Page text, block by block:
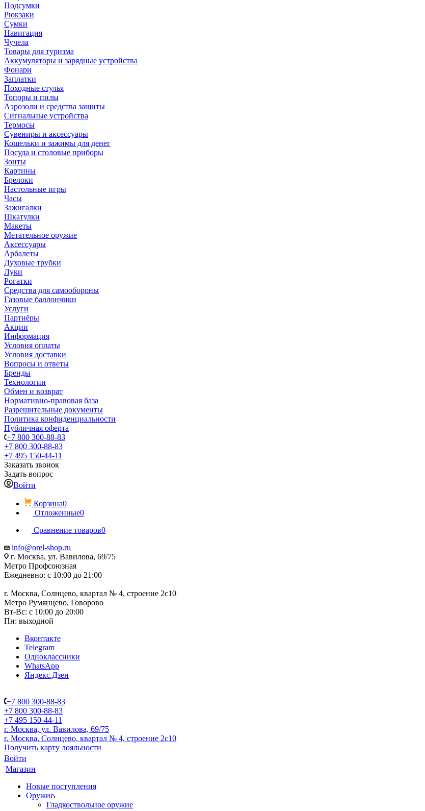
Подсумки
Рюкзаки
Сумки
Навигация
Чучела
Товары для туризма
Аккумуляторы и зарядные устройства
Фонари
Заплатки
Походные стулья
Топоры и пилы
Аэрозоли и средства защиты
Сигнальные устройства
Термосы
Сувениры и аксессуары
Кошельки и зажимы для денег
Посуда и столовые приборы
Зонты
Картины
Брелоки
Настольные игры
Часы
Зажигалки
Шкатулки
Макеты
Метательное оружие
Аксессуары
Арбалеты
Духовые трубки
Луки
Рогатки
Средства для самообороны
Газовые баллончики
Услуги
Партнёры
Акции
Информация
Условия оплаты
Условия доставки
Вопросы и ответы
Бренды
Технологии
Обмен и возврат
Нормативно-правовая база
Разрешительные документы
Политика конфиденциальности
Публичная оферта
+7 800 300-88-83
+7 800 300-88-83
+7 495 150-44-11
Заказать звонок
Задать вопрос
Войти
Корзина0
Отложенные0
Сравнение товаров0
info@orel-shop.ru
г. Москва, ул. Вавилова, 69/75
Метро Профсоюзная
Ежедневно: с 10:00 до 21:00
г. Москва, Солнцево, квартал № 4, строение 2с10
Метро Румянцево, Говорово
Вт-Вс: с 10:00 до 20:00
Пн: выходной
Вконтакте
Telegram
Одноклассники
WhatsApp
Яндекс.Дзен
+7 800 300-88-83
+7 800 300-88-83
+7 495 150-44-11
г. Москва, ул. Вавилова, 69/75
г. Москва, Солнцево, квартал № 4, строение 2с10
Получить карту лояльности
Войти
Магазин
Новые поступления
Оружие
Гладкоствольное оружие